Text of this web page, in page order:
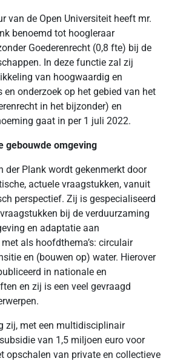
van de Open Universiteit heeft mr.
benoemd tot hoogleraar
Goederenrecht (0,8 fte) bij de
In deze functie zal zij
van hoogwaardig en
onderzoek op het gebied van het
in het bijzonder) en
gaat in per 1 juli 2022.
gebouwde omgeving
der Plank wordt gekenmerkt door
actuele vraagstukken, vanuit
perspectief. Zij is gespecialiseerd
bij de verduurzaming
en adaptatie aan
als hoofdthema’s: circulair
en (bouwen op) water. Hierover
in nationale en
en zij is een veel gevraagd
zij, met een multidisciplinair
van 1,5 miljoen euro voor
opschalen van private en collectieve